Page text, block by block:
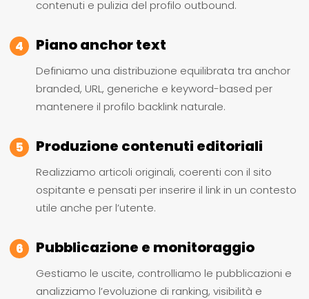
contenuti e pulizia del profilo outbound.
4 Piano anchor text
Definiamo una distribuzione equilibrata tra anchor
branded, URL, generiche e keyword-based per
mantenere il profilo backlink naturale.
5 Produzione contenuti editoriali
Realizziamo articoli originali, coerenti con il sito
ospitante e pensati per inserire il link in un contesto
utile anche per l’utente.
6 Pubblicazione e monitoraggio
Gestiamo le uscite, controlliamo le pubblicazioni e
analizziamo l’evoluzione di ranking, visibilità e